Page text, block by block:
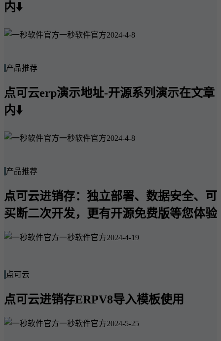
内⬇️
一秒软件官方2024-4-8
产品推荐
点可云erp演示地址-开源系列演示在文章
内⬇️
一秒软件官方2024-4-8
产品推荐
点可云进销存：独立部署、数据安全、可
买断二次开发，更有开源免费版等您体验
一秒软件官方2024-4-19
点可云
点可云进销存ERPV8导入模板使用
一秒软件官方2024-5-25